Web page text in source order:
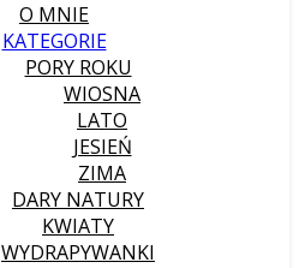
O MNIE
KATEGORIE
PORY ROKU
WIOSNA
LATO
JESIEŃ
ZIMA
DARY NATURY
KWIATY
WYDRAPYWANKI